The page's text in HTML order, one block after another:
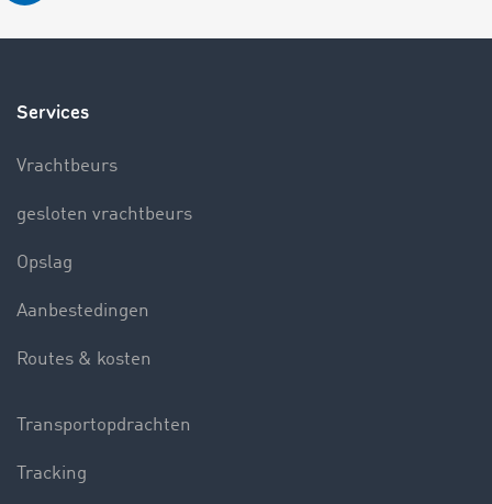
Services
Vrachtbeurs
gesloten vrachtbeurs
Opslag
Aanbestedingen
Routes & kosten
Transportopdrachten
Tracking